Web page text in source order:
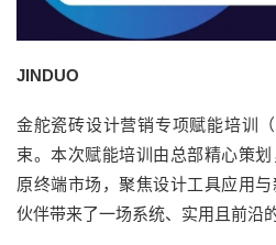
JINDUO
金舵瓷砖设计营销专项赋能培训
束。本次赋能培训由总部精心策
原终端市场，聚焦设计工具应用
伙伴带来了一场系统、实用且前沿